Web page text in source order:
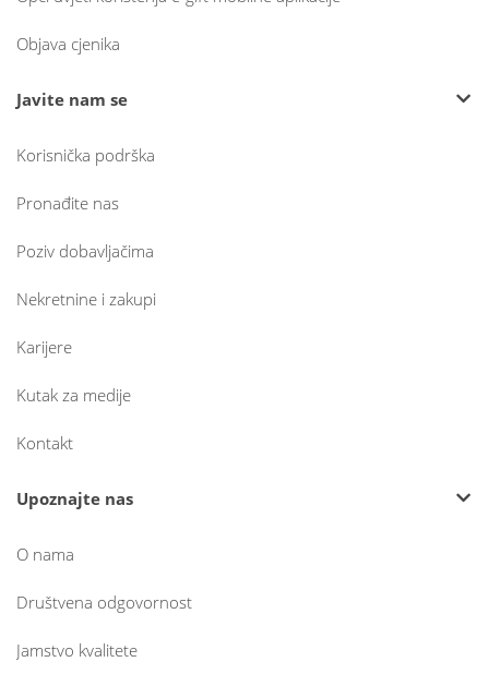
Objava cjenika
Javite nam se
Korisnička podrška
Pronađite nas
Poziv dobavljačima
Nekretnine i zakupi
Karijere
Kutak za medije
Kontakt
Upoznajte nas
O nama
Društvena odgovornost
Jamstvo kvalitete